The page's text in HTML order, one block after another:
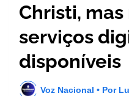
Christi,
serviços
disponíveis
Voz Nacional • Por